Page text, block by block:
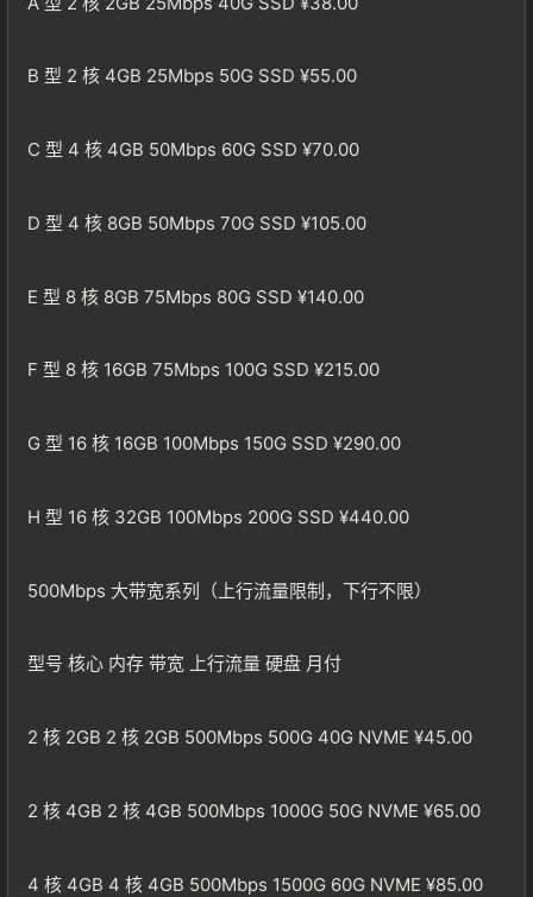
B 型 2 核 4GB 25Mbps 50G SSD ¥55.00
C 型 4 核 4GB 50Mbps 60G SSD ¥70.00
D 型 4 核 8GB 50Mbps 70G SSD ¥105.00
E 型 8 核 8GB 75Mbps 80G SSD ¥140.00
F 型 8 核 16GB 75Mbps 100G SSD ¥215.00
G 型 16 核 16GB 100Mbps 150G SSD ¥290.00
H 型 16 核 32GB 100Mbps 200G SSD ¥440.00
500Mbps 大带宽系列（上行流量限制，下行不限）
型号 核心 内存 带宽 上行流量 硬盘 月付
2 核 2GB 2 核 2GB 500Mbps 500G 40G NVME ¥45.00
2 核 4GB 2 核 4GB 500Mbps 1000G 50G NVME ¥65.00
4 核 4GB 4 核 4GB 500Mbps 1500G 60G NVME ¥85.00
登录